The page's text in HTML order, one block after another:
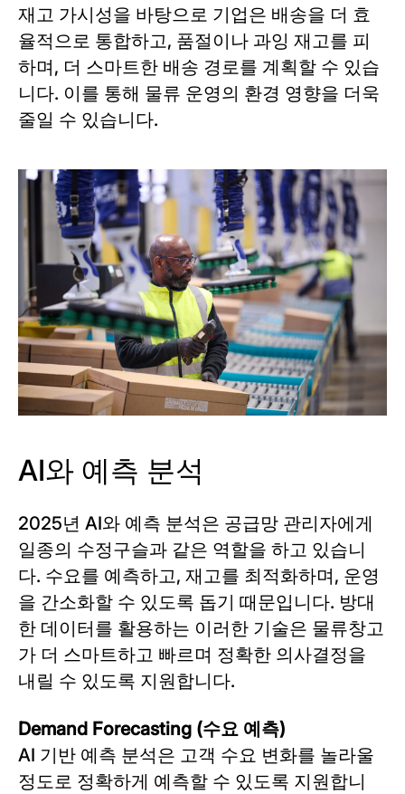
재고 가시성을 바탕으로 기업은 배송을 더 효
율적으로 통합하고, 품절이나 과잉 재고를 피
하며, 더 스마트한 배송 경로를 계획할 수 있습
니다. 이를 통해 물류 운영의 환경 영향을 더욱
줄일 수 있습니다.
AI와 예측 분석
2025년 AI와 예측 분석은 공급망 관리자에게
일종의 수정구슬과 같은 역할을 하고 있습니
다. 수요를 예측하고, 재고를 최적화하며, 운영
을 간소화할 수 있도록 돕기 때문입니다. 방대
한 데이터를 활용하는 이러한 기술은 물류창고
가 더 스마트하고 빠르며 정확한 의사결정을
내릴 수 있도록 지원합니다.
Demand Forecasting (수요 예측)
AI 기반 예측 분석은 고객 수요 변화를 놀라울
정도로 정확하게 예측할 수 있도록 지원합니